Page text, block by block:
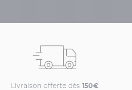
Livraison offerte dès 150€